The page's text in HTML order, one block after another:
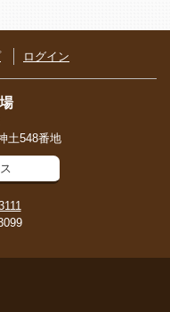
ログイン
土548番地